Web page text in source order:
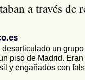
a través de
un
piso de Madrid.
y engañados con